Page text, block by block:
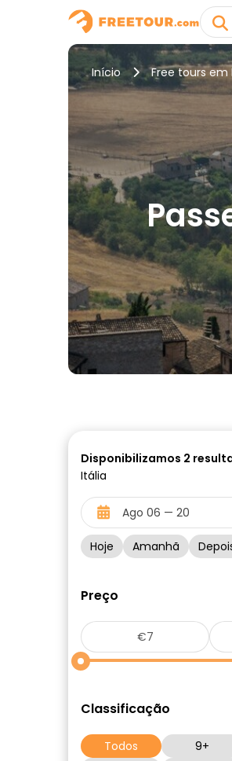
Início Free tours em
Disponibilizamos 2
Itália
Hoje Amanhã
Preço
Classificação
Todos 9+